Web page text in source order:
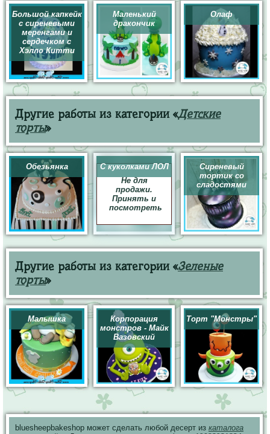
Большой капкейк
с сиреневыми
меренгами и
сердечком с
Хэлло Китти
Маленький
дракончик
Олаф
Другие работы из категории «Детские
торты»
Обезьянка
С куколками ЛОЛ
Не для
продажи.
Принять и
посмотреть
Сиреневый
тортик со
сладостями
Другие работы из категории «Зеленые
торты»
Малышка
Корпорация
монстров - Майк
Вазовский
Торт "Монстры"
bluesheepbakeshop может сделать любой десерт из каталога